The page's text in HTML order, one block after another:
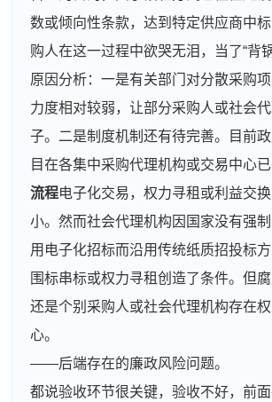
数或倾向性条款，达到特定供应商中
购人在这一过程中欲哭无泪，当了“背锅
原因分析：一是有关部门对分散采购
力度相对较弱，让部分采购人或社会
子。二是制度机制还有待完善。目前
目在各集中采购代理机构或交易中心
流程电子化交易，权力寻租或利益交
小。然而社会代理机构因国家没有强
用电子化招标而沿用传统纸质招投标
围标串标或权力寻租创造了条件。但
还是个别采购人或社会代理机构存在
心。
——后端存在的廉政风险问题。
都说验收环节很关键，验收不好，前